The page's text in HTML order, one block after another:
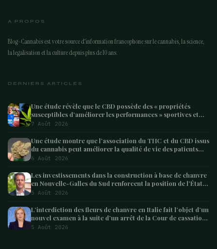
A PROPOS
Blog-Cannabis est votre source d'information francophone sur le cannabis, la science,
la legalisation et la culture depuis plus de 10 ans.
DERNIERS ARTICLES
Une étude révèle que le CBD possède des « propriétés
susceptibles d’améliorer les performances » sportives et
pourrait aider les athlètes à récupérer après l’effort
7 Août 2026
Une étude montre que l’association du THC et du CBD issus
du cannabis peut améliorer la qualité de vie des patients
atteints de démence – Marijuana Moment
6 Août 2026
Les investissements dans la construction à base de chanvre
en Nouvelle-Galles du Sud renforcent la position de l’État
en tant que leader australien
5 Août 2026
L’interdiction des fleurs de chanvre en Italie fait l’objet d’un
nouvel examen à la suite d’un arrêt de la Cour de cassation
concernant les saisies
5 Août 2026